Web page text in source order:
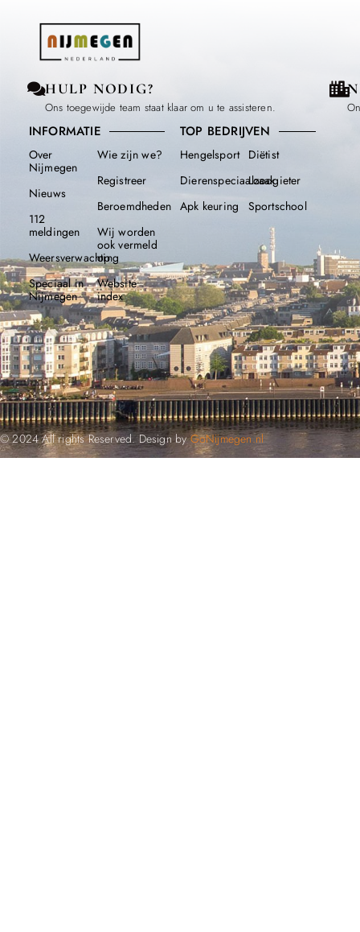
HULP NODIG?
Ons toegewijde team staat klaar om u te assisteren.
INFORMATIE
Over
Nijmegen
Nieuws
112
meldingen
Weersverwachting
Speciaal in
Nijmegen
Wie zijn we?
Registreer
Beroemdheden​
Wij worden
ook vermeld
op
Website
index
TOP BEDRIJVEN
Hengelsport
Dierenspeciaalzaak
Apk keuring
Diëtist
Loodgieter
Sportschool
© 2024 All rights Reserved. Design byGoNijmegen.nl